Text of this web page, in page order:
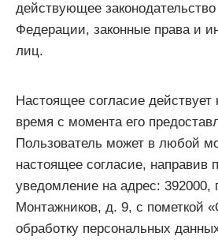
действующее
Федерации, законные права и
лиц.
Настоящее согласие действует
время с момента его
Пользователь может в любой
настоящее согласие, направив
уведомление на адрес: 392000,
Монтажников, д. 9, с пометкой
обработку персональных